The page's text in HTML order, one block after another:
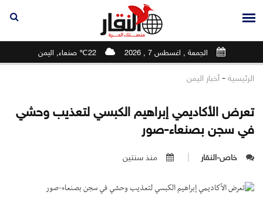
الجمعة , اغسطس 7 , 2026 22℃ صنعاء, اليمن
الرئيسية - أخبار اليمن
تعرض الأكاديمي إبراهيم الكبسي لتعذيب وحشي
في سجن بصنعاء-صور
خاص-النقار منذ سنتين